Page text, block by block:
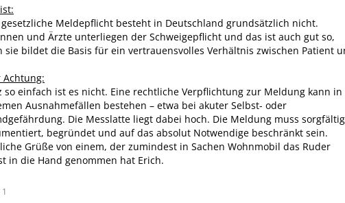
gesetzliche Meldepflicht besteht in Deutschland grundsätzlich nicht.
und Ärzte unterliegen der Schweigepflicht und das ist auch gut so,
sie bildet die Basis für ein vertrauensvolles Verhältnis zwischen Patient
Achtung:
so einfach ist es nicht. Eine rechtliche Verpflichtung zur Meldung kann in
Ausnahmefällen bestehen – etwa bei akuter Selbst- oder
Die Messlatte liegt dabei hoch. Die Meldung muss sorgfältig
begründet und auf das absolut Notwendige beschränkt sein.
Grüße von einem, der zumindest in Sachen Wohnmobil das Ruder
in die Hand genommen hat Erich.
1